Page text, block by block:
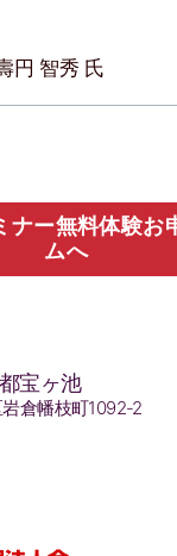
円 智秀 氏
ナー無料体験お
ムへ
宝ヶ池
倉幡枝町1092-2